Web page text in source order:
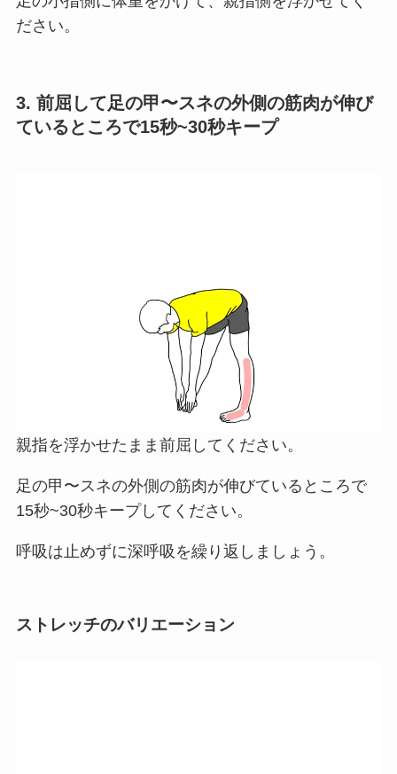
ださい。
3. 前屈して足の甲〜スネの外側の筋肉が伸び
ているところで15秒~30秒キープ
親指を浮かせたまま前屈してください。
足の甲〜スネの外側の筋肉が伸びているところで
15秒~30秒キープしてください。
呼吸は止めずに深呼吸を繰り返しましょう。
ストレッチのバリエーション